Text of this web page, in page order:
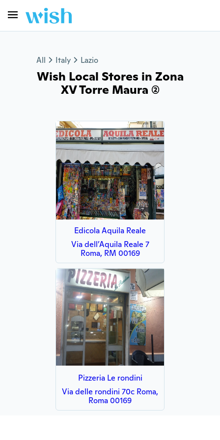
All Italy Lazio
Wish Local Stores in Zona
XV Torre Maura (2)
Edicola Aquila Reale
Via dell’Aquila Reale 7
Roma, RM 00169
Pizzeria Le rondini
Via delle rondini 70c Roma,
Roma 00169